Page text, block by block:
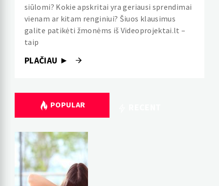
siūlomi? Kokie apskritai yra geriausi sprendimai
vienam ar kitam renginiui? Šiuos klausimus
galite patikėti žmonėms iš Videoprojektai.lt –
taip
PLAČIAU ►
POPULAR